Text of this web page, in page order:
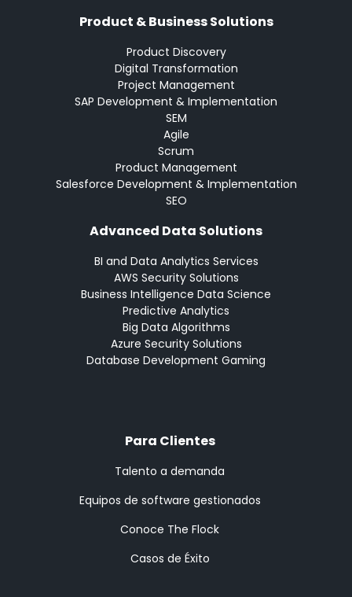
Product & Business Solutions
Product Discovery
Digital Transformation
Project Management
SAP Development & Implementation
SEM
Agile
Scrum
Product Management
Salesforce Development & Implementation
SEO
Advanced Data Solutions
BI and Data Analytics Services
AWS Security Solutions
Business Intelligence Data Science
Predictive Analytics
Big Data Algorithms
Azure Security Solutions
Database Development Gaming
Para Clientes
Talento a demanda
Equipos de software gestionados
Conoce The Flock
Casos de Éxito